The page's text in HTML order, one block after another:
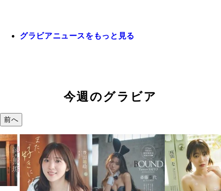
グラビアニュースをもっと見る
今週のグラビア
前へ